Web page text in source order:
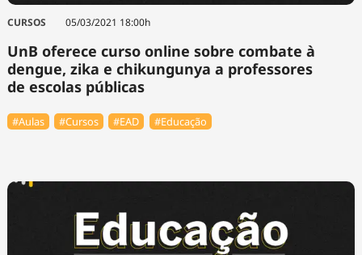
CURSOS 05/03/2021 18:00h
UnB oferece curso online sobre combate à
dengue, zika e chikungunya a professores
de escolas públicas
#Aulas #Cursos #EAD #Educação